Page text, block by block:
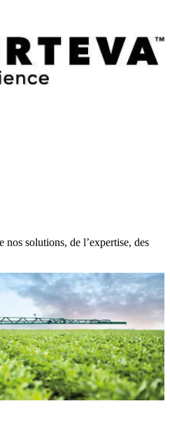
nos solutions, de l’expertise, des